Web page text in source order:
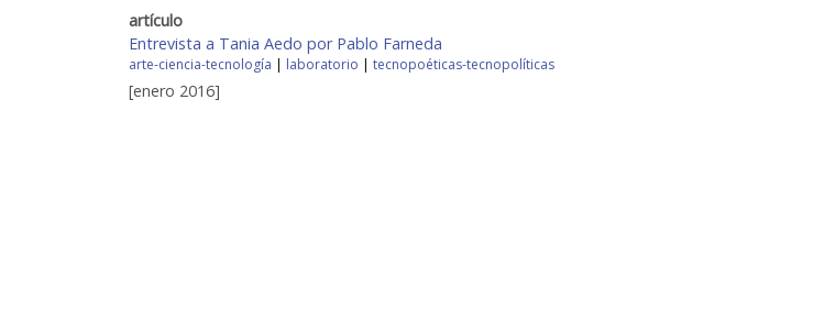
artículo
Entrevista a Tania Aedo por Pablo Farneda
arte-ciencia-tecnología | laboratorio | tecnopoéticas-tecnopolíticas
[enero 2016]